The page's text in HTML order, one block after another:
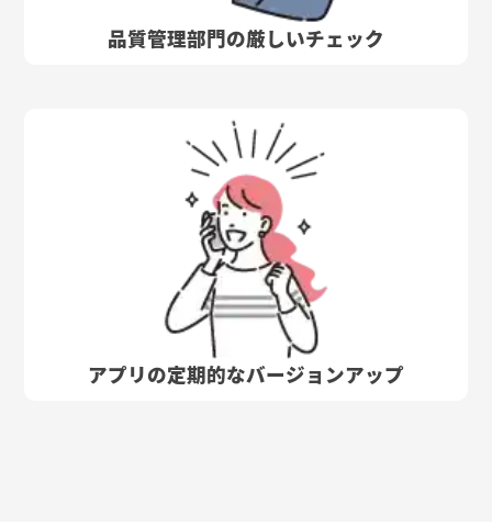
品質管理部門の厳しいチェック
アプリの定期的なバージョンアップ